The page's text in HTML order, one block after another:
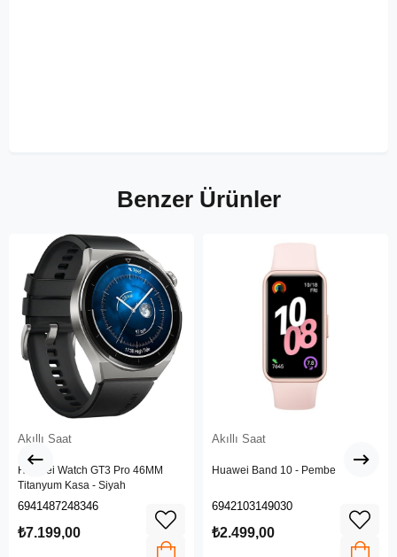
Benzer Ürünler
Akıllı Saat
Huawei Watch GT3 Pro 46MM
Titanyum Kasa - Siyah
6941487248346
₺7.199,00
Akıllı Saat
Huawei Band 10 - Pembe
6942103149030
₺2.499,00